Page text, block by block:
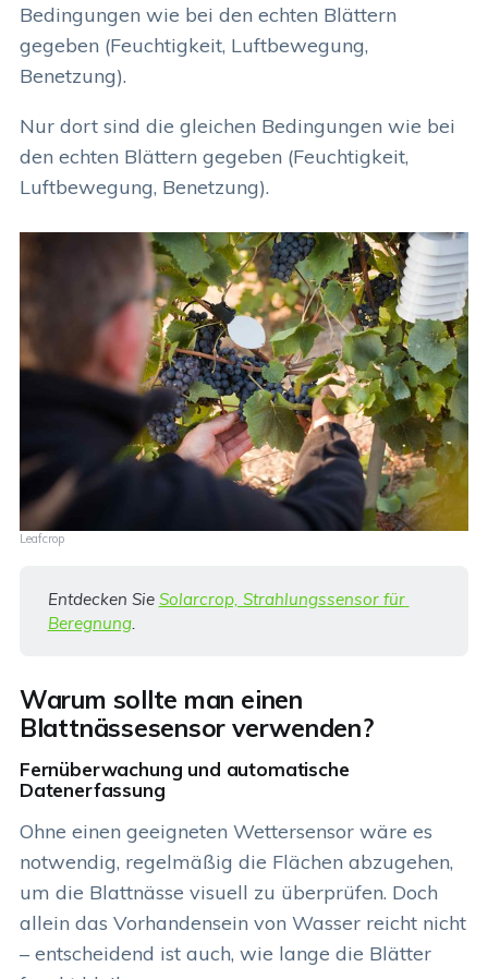
Bedingungen wie bei den echten Blättern
gegeben (Feuchtigkeit, Luftbewegung,
Benetzung).
Nur dort sind die gleichen Bedingungen wie bei
den echten Blättern gegeben (Feuchtigkeit,
Luftbewegung, Benetzung).
Leafcrop
Entdecken Sie Solarcrop, Strahlungssensor für
Beregnung.
Warum sollte man einen
Blattnässesensor verwenden?
Fernüberwachung und automatische
Datenerfassung
Ohne einen geeigneten Wettersensor wäre es
notwendig, regelmäßig die Flächen abzugehen,
um die Blattnässe visuell zu überprüfen. Doch
allein das Vorhandensein von Wasser reicht nicht
– entscheidend ist auch, wie lange die Blätter